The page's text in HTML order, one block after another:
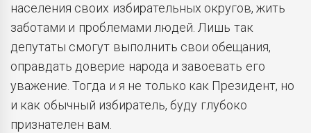
населения своих избирательных округов, жить
заботами и проблемами людей. Лишь так
депутаты смогут выполнить свои обещания,
оправдать доверие народа и завоевать его
уважение. Тогда и я не только как Президент, но
и как обычный избиратель, буду глубоко
признателен вам.